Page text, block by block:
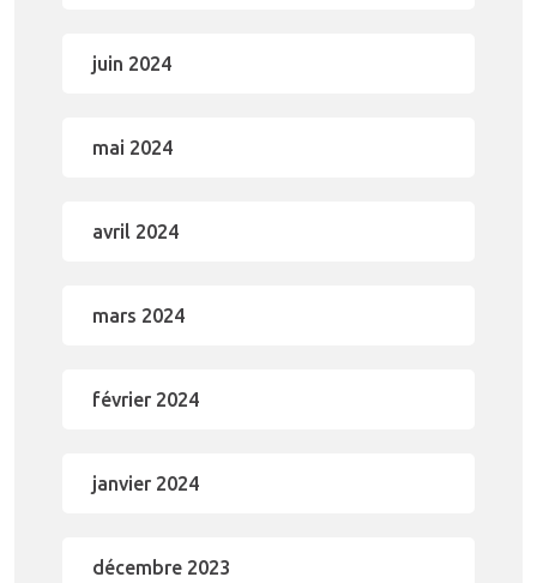
juin 2024
mai 2024
avril 2024
mars 2024
février 2024
janvier 2024
décembre 2023